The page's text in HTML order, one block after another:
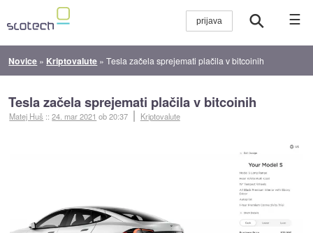
☰
Novice » Kriptovalute »Tesla začela sprejemati plačila v bitcoinih
Tesla začela sprejemati plačila v bitcoinih
Matej Huš ::24. mar 2021 ob 20:37 Kriptovalute